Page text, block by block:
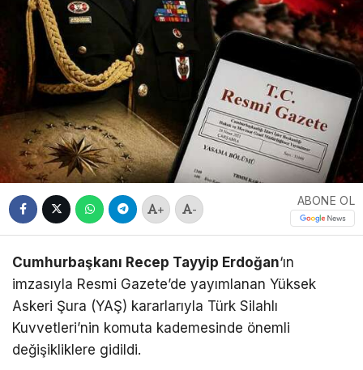
+ -
ABONE OL
Cumhurbaşkanı Recep Tayyip Erdoğan‘ın
imzasıyla Resmi Gazete’de yayımlanan Yüksek
Askeri Şura (YAŞ) kararlarıyla Türk Silahlı
Kuvvetleri’nin komuta kademesinde önemli
değişikliklere gidildi.